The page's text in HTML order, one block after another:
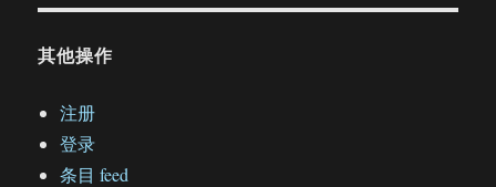
其他操作
注册
登录
条目 feed